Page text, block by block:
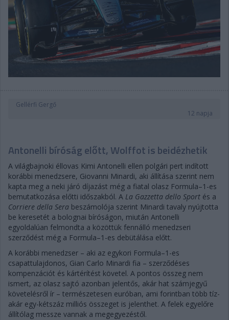
Gellérfi Gergő
12 napja
Antonelli bíróság előtt, Wolffot is beidézhetik
A világbajnoki éllovas Kimi Antonelli ellen polgári pert indított
korábbi menedzsere, Giovanni Minardi, aki állítása szerint nem
kapta meg a neki járó díjazást még a fiatal olasz Formula–1-es
bemutatkozása előtti időszakból. A La Gazzetta dello Sport és a
Corriere della Sera beszámolója szerint Minardi tavaly nyújtotta
be keresetét a bolognai bíróságon, miután Antonelli
egyoldalúan felmondta a közöttük fennálló menedzseri
szerződést még a Formula–1-es debütálása előtt.
A korábbi menedzser – aki az egykori Formula–1-es
csapattulajdonos, Gian Carlo Minardi fia – szerződéses
kompenzációt és kártérítést követel. A pontos összeg nem
ismert, az olasz sajtó azonban jelentős, akár hat számjegyű
követelésről ír – természetesen euróban, ami forintban több tíz-
akár egy-kétszáz milliós összeget is jelenthet. A felek egyelőre
állítólag messze vannak a megegyezéstől.